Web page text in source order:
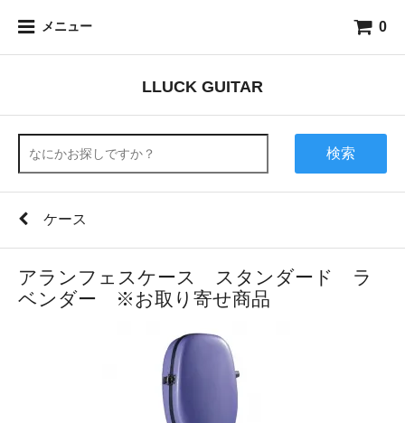
メニュー 0
LLUCK GUITAR
検索
ケース
アランフェスケース スタンダード ラ
ベンダー ※お取り寄せ商品